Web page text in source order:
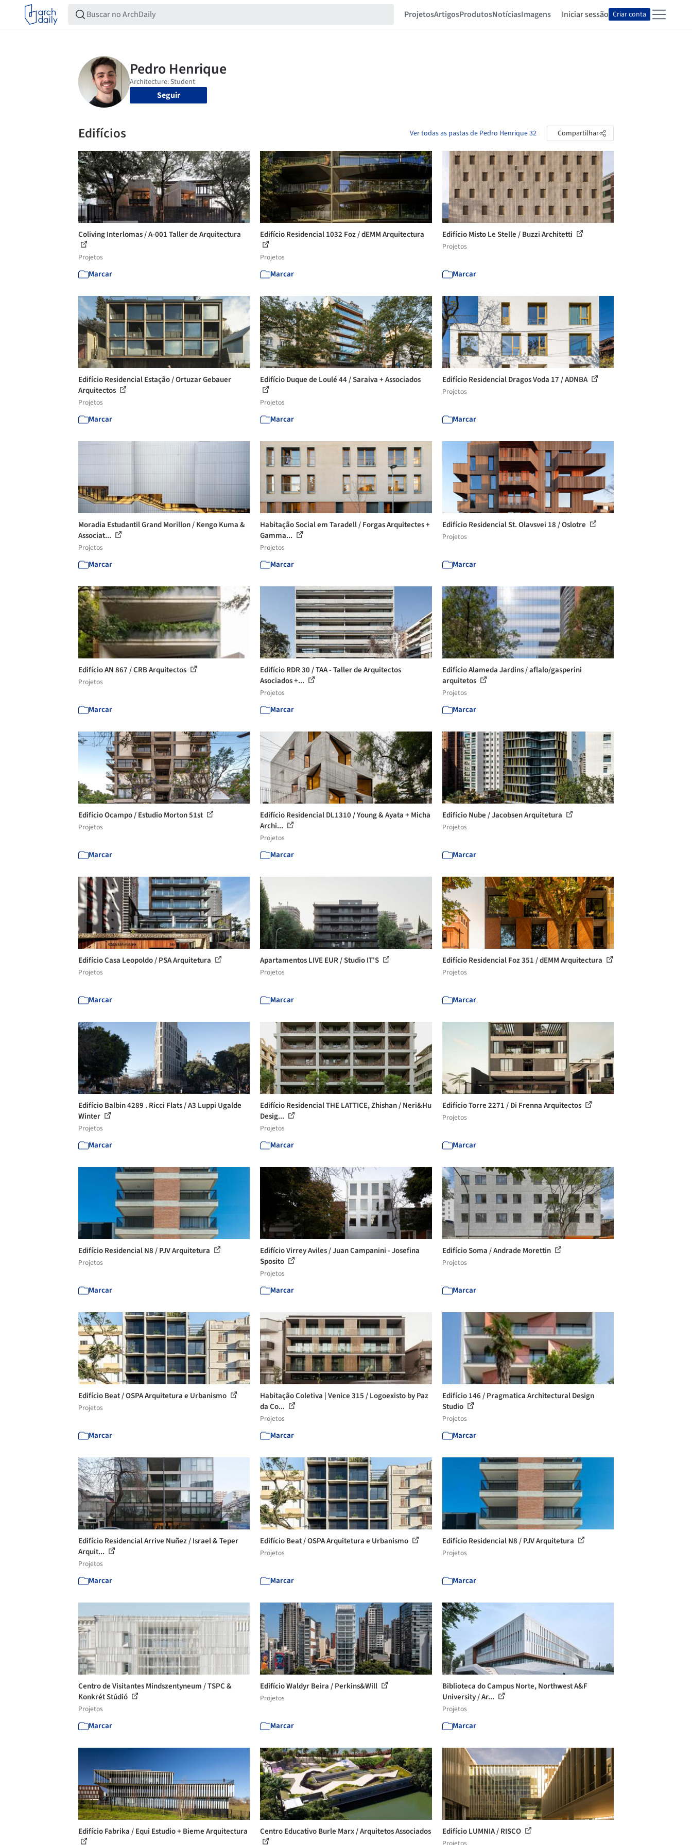
ProjetosArtigosProdutosNotíciasImagens Iniciar sessão Criar conta
Seguir
Edifícios Ver todas as pastas de Pedro Henrique 32 Compartilhar
Coliving Interlomas / A-001 Taller de Arquitectura
Projetos
Marcar
Edifício Residencial 1032 Foz / dEMM Arquitectura
Projetos
Marcar
Edifício Misto Le Stelle / Buzzi Architetti
Projetos
Marcar
Edifício Residencial Estação / Ortuzar Gebauer
Arquitectos
Projetos
Marcar
Edifício Duque de Loulé 44 / Saraiva + Associados
Projetos
Marcar
Edifício Residencial Dragos Voda 17 / ADNBA
Projetos
Marcar
Moradia Estudantil Grand Morillon / Kengo Kuma &
Associat...
Projetos
Marcar
Habitação Social em Taradell / Forgas Arquitectes +
Gamma...
Projetos
Marcar
Edifício Residencial St. Olavsvei 18 / Oslotre
Projetos
Marcar
Edifício AN 867 / CRB Arquitectos
Projetos
Marcar
Edifício RDR 30 / TAA - Taller de Arquitectos
Asociados +...
Projetos
Marcar
Edifício Alameda Jardins / aflalo/gasperini
arquitetos
Projetos
Marcar
Edifício Ocampo / Estudio Morton 51st
Projetos
Marcar
Edifício Residencial DL1310 / Young & Ayata + Micha
Archi...
Projetos
Marcar
Edifício Nube / Jacobsen Arquitetura
Projetos
Marcar
Edifício Casa Leopoldo / PSA Arquitetura
Projetos
Marcar
Apartamentos LIVE EUR / Studio IT'S
Projetos
Marcar
Edifício Residencial Foz 351 / dEMM Arquitectura
Projetos
Marcar
Edifício Balbin 4289 . Ricci Flats / A3 Luppi Ugalde
Winter
Projetos
Marcar
Edifício Residencial THE LATTICE, Zhishan / Neri&Hu
Desig...
Projetos
Marcar
Edifício Torre 2271 / Di Frenna Arquitectos
Projetos
Marcar
Edifício Residencial N8 / PJV Arquitetura
Projetos
Marcar
Edifício Virrey Aviles / Juan Campanini - Josefina
Sposito
Projetos
Marcar
Edifício Soma / Andrade Morettin
Projetos
Marcar
Edifício Beat / OSPA Arquitetura e Urbanismo
Projetos
Marcar
Habitação Coletiva | Venice 315 / Logoexisto by Paz
da Co...
Projetos
Marcar
Edifício 146 / Pragmatica Architectural Design
Studio
Projetos
Marcar
Edifício Residencial Arrive Nuñez / Israel & Teper
Arquit...
Projetos
Marcar
Edifício Beat / OSPA Arquitetura e Urbanismo
Projetos
Marcar
Edifício Residencial N8 / PJV Arquitetura
Projetos
Marcar
Centro de Visitantes Mindszentyneum / TSPC &
Konkrét Stúdió
Projetos
Marcar
Edifício Waldyr Beira / Perkins&Will
Projetos
Marcar
Biblioteca do Campus Norte, Northwest A&F
University / Ar...
Projetos
Marcar
Edifício Fabrika / Equi Estudio + Bieme Arquitectura Centro Educativo Burle Marx / Arquitetos Associados Edifício LUMNIA / RISCO